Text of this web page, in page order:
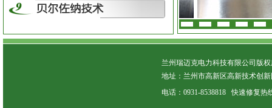
兰州瑞迈克电力科技有限公司版权
地址：兰州市高新区高新技术创
电话：0931-8538818 快速修复热